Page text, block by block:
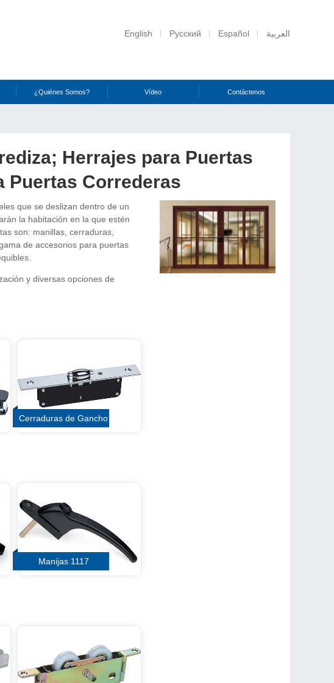
English Русский Español العربية
¿Quiénes Somos? Vídeo Contáctenos
Herrajes para Puertas
Puertas Correderas
que se deslizan dentro de un
la habitación en la que estén
son: manillas, cerraduras,
de accesorios para puertas
y diversas opciones de
Cerraduras de Gancho
Manijas 1117